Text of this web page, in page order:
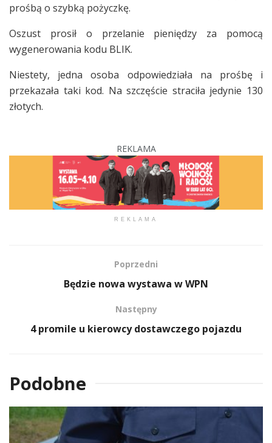
prośbą o szybką pożyczkę.
Oszust prosił o przelanie pieniędzy za pomocą
wygenerowania kodu BLIK.
Niestety, jedna osoba odpowiedziała na prośbę i
przekazała taki kod. Na szczęście straciła jedynie 130
złotych.
REKLAMA
REKLAMA
Poprzedni
Będzie nowa wystawa w WPN
Następny
4 promile u kierowcy dostawczego pojazdu
Podobne